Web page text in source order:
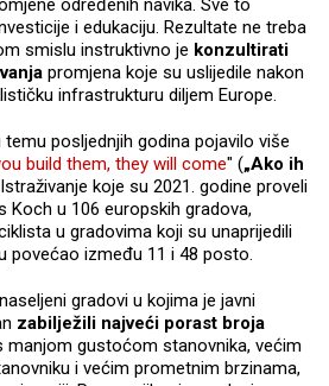
određenih navika. Sve to
i edukaciju. Rezultate ne treba
smislu instruktivno je konzultirati
promjena koje su uslijedile nakon
infrastrukturu diljem Europe.
posljednjih godina pojavilo više
build them, they will come" („Ako ih
koje su 2021. godine proveli
Koch u 106 europskih gradova,
u gradovima koji su unaprijedili
povećao između 11 i 48 posto.
gradovi u kojima je javni
zabilježili najveći porast broja
manjom gustoćom stanovnika, većim
i većim prometnim brzinama,